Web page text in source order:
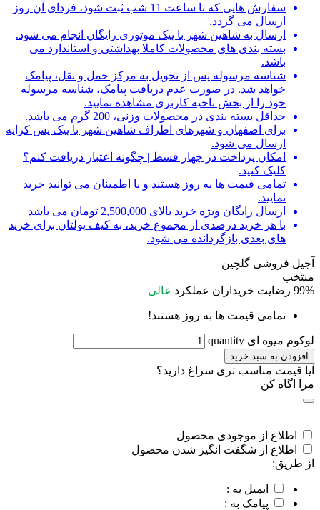
سفارش هایی که تا ساعت 11 شب ثبت شود، فردای آن روز
ارسال می گردد.
ارسال به شاهین شهر با پیک موتوری رایگان انجام می شود.
بسته بندی های محصولات کاملا بهداشتی و استاندارد می
باشد.
شناسه مرسوله پس از تحویل به مرکز حمل و نقل، پیامک
خواهد شد. در صورت عدم دریافت پیامک، شناسه مرسوله
خود را از بخش ناحیه کاربری مشاهده نمایید.
حداقل بسته بندی در محصولات وزنی، 200 گرم می باشد.
برای اصفهان و شهرهای اطراف شاهین شهر با پیک پس کرایه
ارسال می شود.
امکان پرداخت در چهار قسط | چگونه اعتبار دریافت کنم؟
کلیک کنید.
تمامی قیمت ها به روز هستند و با اطمینان می توانید خرید
نمایید.
ارسال رایگان ویژه خرید بالای 2,500,000 تومان می باشد
با هر خرید درصدی از مجموع خرید، به کیف پولتان برای خرید
های بعدی بازگردانده می شود.
آجیل فروشی گلچین
منتخب
99% رضایت خریداران عملکرد عالی
تمامی قیمت ها به روز هستند!
لوکوم میوه ای quantity
افزودن به سبد خرید
آیا قیمت مناسب تری سراغ دارید؟
مرا اگاه کن
اطلاع از موجودی محصول
اطلاع از شگفت انگیز شدن محصول
از طریق:
ایمیل به :
پیامک به :